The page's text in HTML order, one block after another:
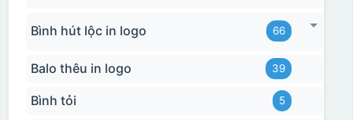
Bình hút lộc in logo 66
Balo thêu in logo 39
Bình tỏi 5